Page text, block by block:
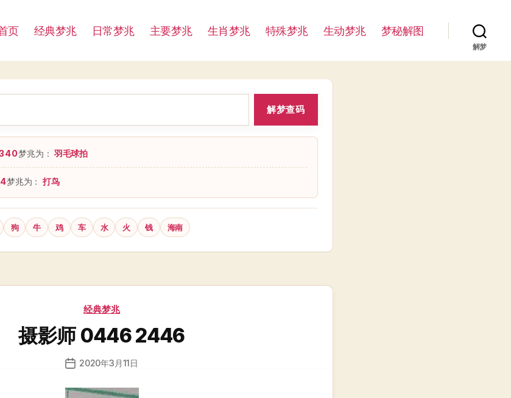
页 经典梦兆 日常梦兆 主要梦兆 生肖梦兆 特殊梦兆 生动梦兆 梦秘解图
解梦
解梦查码
梦兆为：羽毛球拍
梦兆为： 打鸟
狗 牛 鸡 车 水 火 钱 海南
分
经典梦兆
摄影师 0446 2446
发
日
2020年3月11日